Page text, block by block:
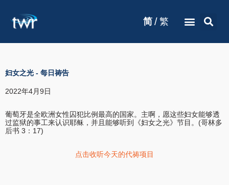
简 / 繁
妇女之光 - 每日祷告
2022年4月9日
葡萄牙是全欧洲女性囚犯比例最高的国家。主啊，愿这些妇女能够透
过监狱的事工来认识耶稣，并且能够听到《妇女之光》节目。(哥林多
后书 3：17)
点击收听今天的代祷项目